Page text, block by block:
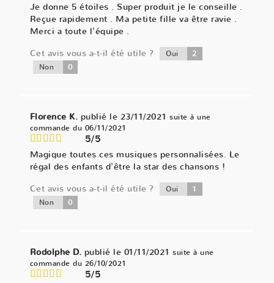
Je donne 5 étoiles . Super produit je le conseille .
Reçue rapidement . Ma petite fille va être ravie .
Merci a toute l'équipe .
Cet avis vous a-t-il été utile ?
Oui 2
Non 0
Florence K. publié le 23/11/2021 suite à une
commande du 06/11/2021
5/5
Magique toutes ces musiques personnalisées. Le
régal des enfants d'être la star des chansons !
Cet avis vous a-t-il été utile ?
Oui 1
Non 0
Rodolphe D. publié le 01/11/2021 suite à une
commande du 26/10/2021
5/5